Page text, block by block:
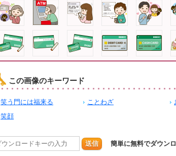
この画像のキーワード
笑う門には福来る ことわざ
笑顔
送信 簡単に無料でダウン